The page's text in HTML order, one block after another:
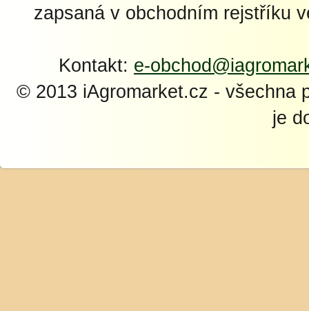
zapsaná v obchodním rejstříku
Kontakt: e-
© 2013 iAgromarket.cz - všechna
je